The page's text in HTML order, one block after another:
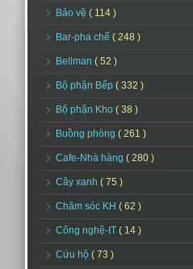
Bảo vệ ( 114 )
Bar-pha chế ( 248 )
Bellman ( 52 )
Bộ phận Bếp ( 332 )
Bộ phận Kho ( 38 )
Buồng phòng ( 261 )
Cafe-Nhà hàng ( 280 )
Cây xanh ( 75 )
Chăm sóc KH ( 62 )
Công nghệ-IT ( 14 )
Cứu hộ ( 73 )